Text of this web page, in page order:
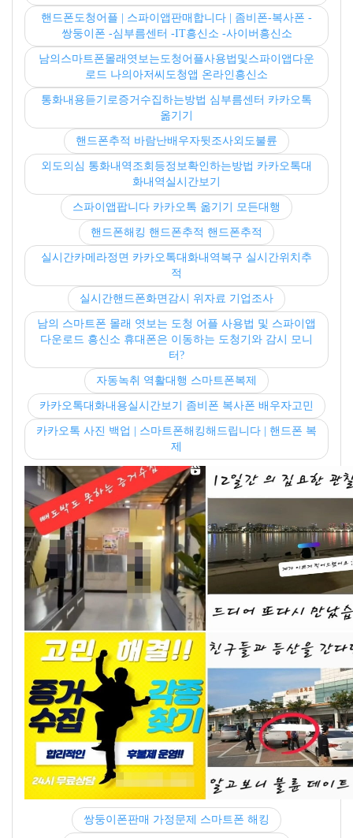
핸드폰도청어플 | 스파이앱판매합니다 | 좀비폰-복사폰 -
쌍둥이폰 -심부름센터 -IT흥신소 -사이버흥신소
남의스마트폰몰래엿보는도청어플사용법및스파이앱다운
로드 나의아저씨도청앱 온라인흥신소
통화내용듣기로증거수집하는방법 심부름센터 카카오톡
옮기기
핸드폰추적 바람난배우자뒷조사외도불륜
외도의심 통화내역조회등정보확인하는방법 카카오톡대
화내역실시간보기
스파이앱팝니다 카카오톡 옮기기 모든대행
핸드폰해킹 핸드폰추적 핸드폰추적
실시간카메라정면 카카오톡대화내역복구 실시간위치추
적
실시간핸드폰화면감시 위자료 기업조사
남의 스마트폰 몰래 엿보는 도청 어플 사용법 및 스파이앱
다운로드 흥신소 휴대폰은 이동하는 도청기와 감시 모니
터?
자동녹취 역활대행 스마트폰복제
카카오톡대화내용실시간보기 좀비폰 복사폰 배우자고민
카카오톡 사진 백업 | 스마트폰해킹해드립니다 | 핸드폰 복
제
쌍둥이폰판매 가정문제 스마트폰 해킹